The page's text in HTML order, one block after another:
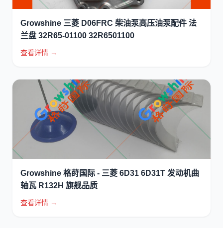
Growshine 三菱 D06FRC 柴油泵高压油泵配件 法
兰盘 32R65-01100 32R6501100
查看详情 →
Growshine 格莳国际 - 三菱 6D31 6D31T 发动机曲
轴瓦 R132H 旗舰品质
查看详情 →